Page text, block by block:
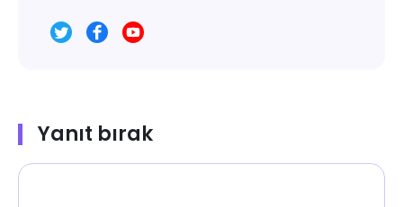
Yanıt bırak